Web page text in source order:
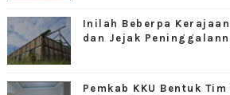
Inilah Beberpa
dan Jejak
Pemkab KKU Bentuk Tim